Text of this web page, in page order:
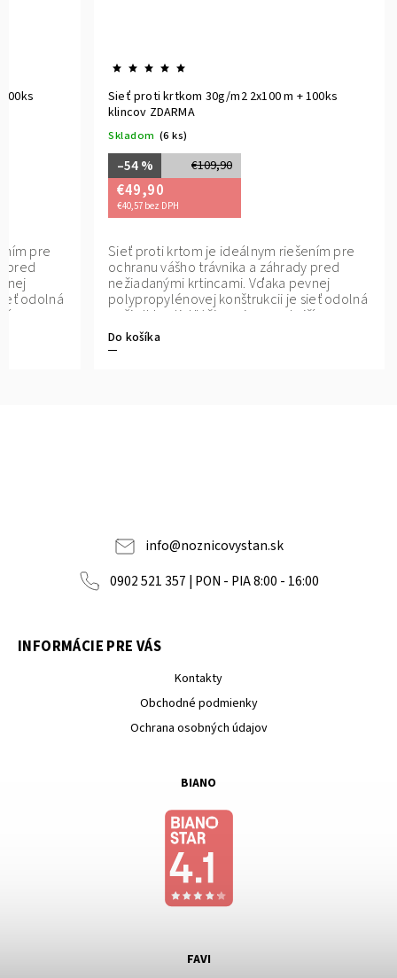
pre
pred
odolná
Sieť proti krtkom 30g/m2 2x100 m + 100ks
klincov ZDARMA
Skladom (6 ks)
€109,90
–54 %
€49,90
€40,57 bez DPH
Do košíka
Sieť proti krtom je ideálnym riešením pre
ochranu vášho trávnika a záhrady pred
nežiadanými krtincami. Vďaka pevnej
polypropylénovej konštrukcii je sieť odolná
voči vlhkosti, UV žiareniu a vonkajším
vplyvom.
info@noznicovystan.sk
0902 521 357 | PON - PIA 8:00 - 16:00
INFORMÁCIE PRE VÁS
Kontakty
Obchodné podmienky
Ochrana osobných údajov
BIANO
FAVI